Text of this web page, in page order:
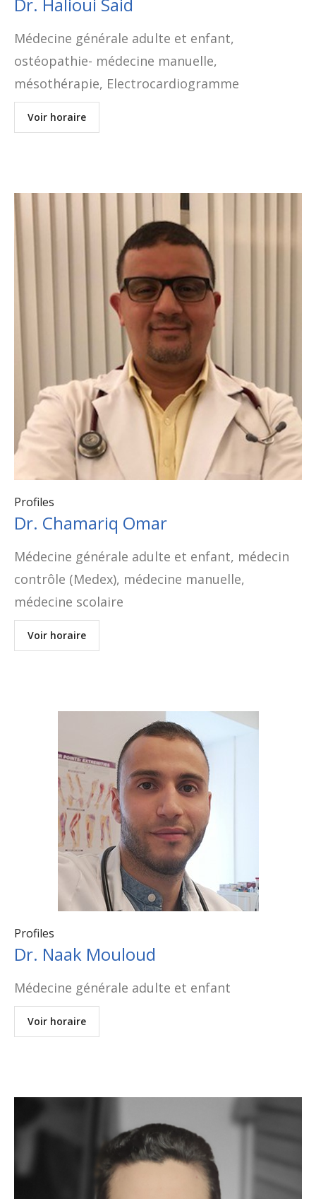
Médecine générale adulte et enfant,
ostéopathie- médecine manuelle,
mésothérapie, Electrocardiogramme
Voir horaire
Profiles
Dr. Chamariq Omar
Médecine générale adulte et enfant, médecin
contrôle (Medex), médecine manuelle,
médecine scolaire
Voir horaire
Profiles
Dr. Naak Mouloud
Médecine générale adulte et enfant
Voir horaire